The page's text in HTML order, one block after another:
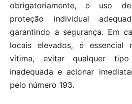
obrigatoriamente, o uso
proteção individual
garantindo a segurança. Em
locais elevados, é essencial
vítima, evitar qualquer tipo
inadequada e acionar
pelo número 193.